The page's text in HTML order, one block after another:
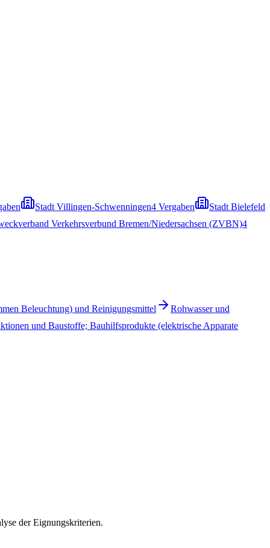
Stadt Villingen-Schwenningen4 Vergaben
Stadt Bielefeld
Verkehrsverbund Bremen/Niedersachsen (ZVBN)4
Beleuchtung) und Reinigungsmittel
Rohwasser und
und Baustoffe; Bauhilfsprodukte (elektrische Apparate
der Eignungskriterien.